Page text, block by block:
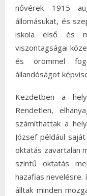
nővérek 1915
állomásukat, és
iskola első és
viszontagságai
és örömmel
állandóságot
Kezdetben a
Rendetlen,
számíthattak a
József például
oktatás zavartalan
szintű oktatás
hazafias
álltak minden